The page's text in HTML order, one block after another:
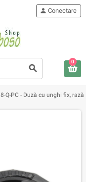
search
person Conectare
0
8-Q-PC - Duză cu unghi fix,